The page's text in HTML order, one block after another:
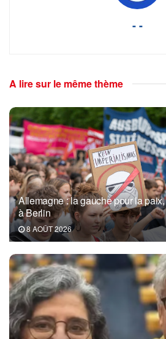
- -
A lire sur le même thème
Allemagne : la gauche pour la
à Berlin
8 AOÛT 2026